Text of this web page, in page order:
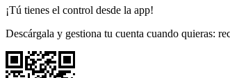
¡Tú tienes el control desde la app!
Descárgala y gestiona tu cuenta cuando quieras: